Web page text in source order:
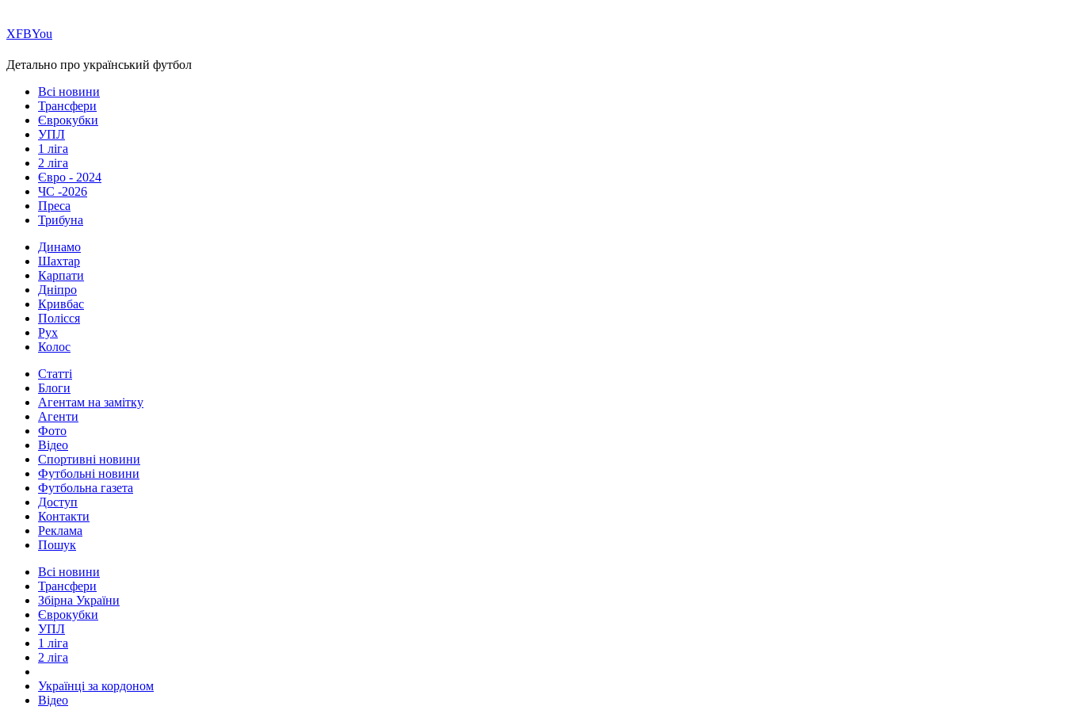
ХFBYou
Детально про український футбол
Всі новини
Трансфери
Єврокубки
УПЛ
1 ліга
2 ліга
Євро - 2024
ЧС -2026
Преса
Трибуна
Динамо
Шахтар
Карпати
Дніпро
Кривбас
Полісся
Рух
Колос
Статті
Блоги
Агентам на замітку
Агенти
Фото
Відео
Спортивні новини
Футбольні новини
Футбольна газета
Доступ
Контакти
Реклама
Пошук
Всі новини
Трансфери
Збірна України
Єврокубки
УПЛ
1 ліга
2 ліга
Українці за кордоном
Відео